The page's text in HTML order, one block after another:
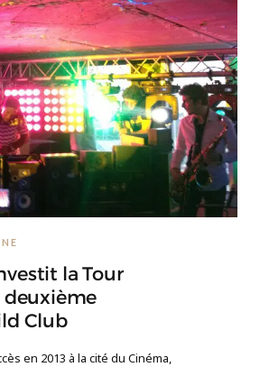
la Tour
deuxième
Club
en 2013 à la cité du Cinéma,